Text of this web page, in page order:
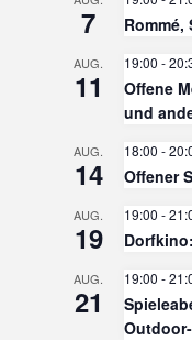
7 Rommé,
AUG.
11
19:00 -
Offene
und
AUG.
14
18:00 -
Offener
AUG.
19
19:00 -
AUG.
21
19:00 -